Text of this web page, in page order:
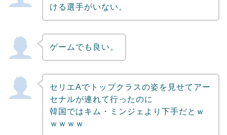
ける選手がいない。
ゲームでも良い。
セリエAでトップクラスの姿を見せてアー
セナルが連れて行ったのに
韓国ではキム・ミンジェより下手だとｗ
ｗｗｗｗ